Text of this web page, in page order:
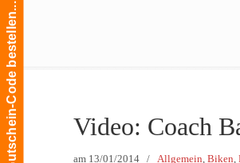
Gutschein-Code bestellen... Video: Coach
am 13/01/2014 / Allgemein, Biken,